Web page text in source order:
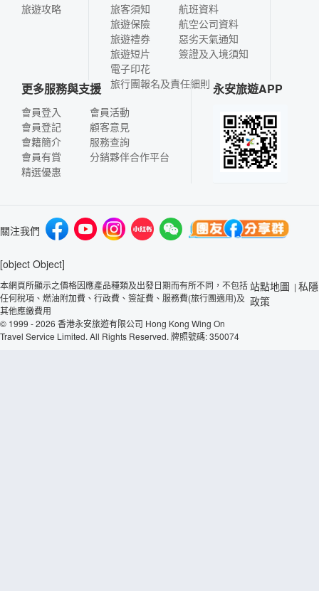
旅遊攻略
旅客須知
旅遊保險
旅遊禮券
旅遊短片
電子印花
航班資料
航空公司資料
惡劣天氣通知
簽證及入境須知
旅行團報名及責任細則
更多服務與支援
會員登入
會員登記
會籍簡介
會員有賞
精選優惠
會員活動
顧客意見
服務查詢
分銷夥伴合作平台
永安旅遊APP
關注我們
[object Object]
本網頁所顯示之價格因應產品種類及出發日期而有所不同，不包括
任何稅項、燃油附加費、行政費、簽証費、服務費(旅行團適用)及
其他應繳費用
© 1999 - 2026 香港永安旅遊有限公司 Hong Kong Wing On
Travel Service Limited. All Rights Reserved. 牌照號碼: 350074
站點地圖 | 私隱
政策